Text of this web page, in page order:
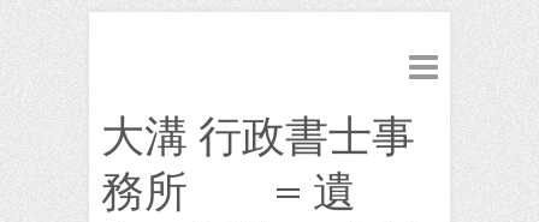
大溝 行政書士事
務所 = 遺